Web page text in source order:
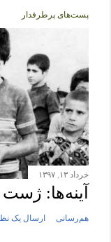
پست‌های پرطرفدار
خرداد ۱۳, ۱۳۹۷
آینه‌ها:
هم‌رسانی ارسال یک